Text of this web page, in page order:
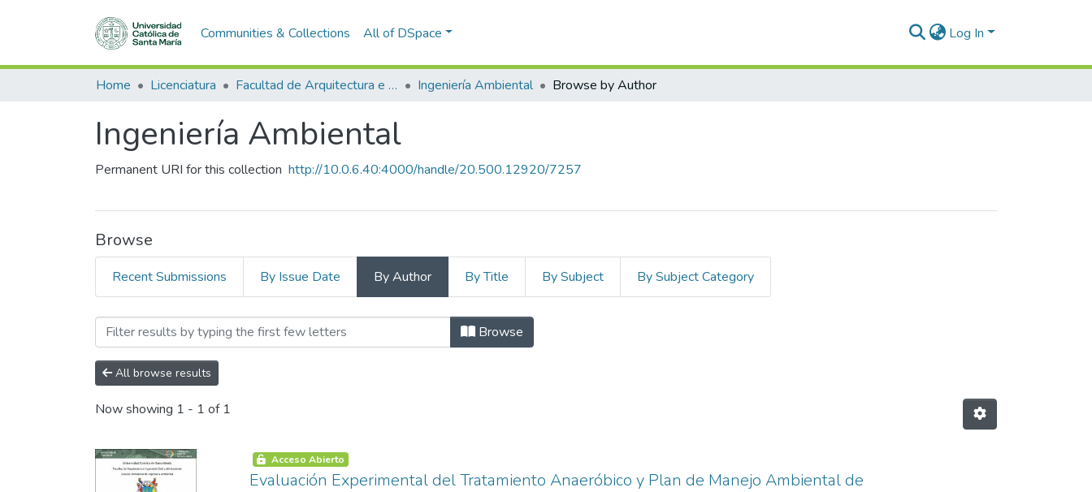
Communities & Collections All of DSpace Log In
Home Licenciatura Facultad de Arquitectura e Ingenierías Civil y del Ambiente Ingeniería Ambiental Browse by Author
Ingeniería Ambiental
Permanent URI for this collection http://10.0.6.40:4000/handle/20.500.12920/7257
Browse
Recent Submissions By Issue Date By Author By Title By Subject By Subject Category
Browsing Ingeniería Ambiental by Author "Aguilar Vizcarra, Patricia Yohana"
Browse
All browse results
Now showing 1 - 1 of 1
Acceso Abierto
Evaluación Experimental del Tratamiento Anaeróbico y Plan de Manejo Ambiental de